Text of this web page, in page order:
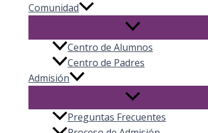
Comunidad
Centro de Alumnos
Centro de Padres
Admisión
Preguntas Frecuentes